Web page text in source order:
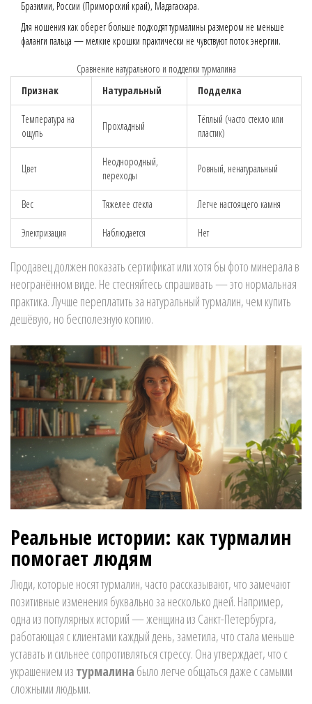
Бразилии, России (Приморский край), Мадагаскара.
Для ношения как оберег больше подходят турмалины размером не меньше
фаланги пальца — мелкие крошки практически не чувствуют поток энергии.
Сравнение натурального и подделки турмалина
Признак
Натуральный Подделка
Температура на
ощупь
Прохладный
Тёплый (часто стекло или
пластик)
Цвет
Неоднородный,
переходы
Ровный, ненатуральный
Вес Тяжелее стекла Легче настоящего камня
Электризация Наблюдается Нет
Продавец должен показать сертификат или хотя бы фото минерала в
неогранённом виде. Не стесняйтесь спрашивать — это нормальная
практика. Лучше переплатить за натуральный турмалин, чем купить
дешёвую, но бесполезную копию.
Реальные истории: как турмалин
помогает людям
Люди, которые носят турмалин, часто рассказывают, что замечают
позитивные изменения буквально за несколько дней. Например,
одна из популярных историй — женщина из Санкт-Петербурга,
работающая с клиентами каждый день, заметила, что стала меньше
уставать и сильнее сопротивляться стрессу. Она утверждает, что с
украшением из турмалина было легче общаться даже с самыми
сложными людьми.